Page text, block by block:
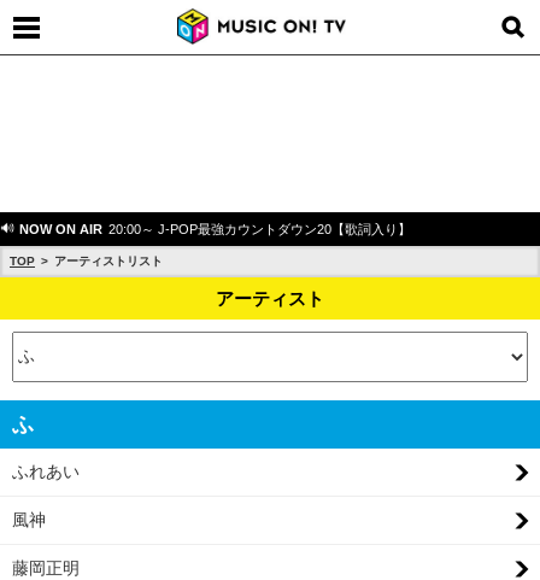
NOW ON AIR 20:00～ J-POP最強カウントダウン20【歌詞入り】
TOP アーティストリスト
アーティスト
ふ
ふれあい
風神
藤岡正明